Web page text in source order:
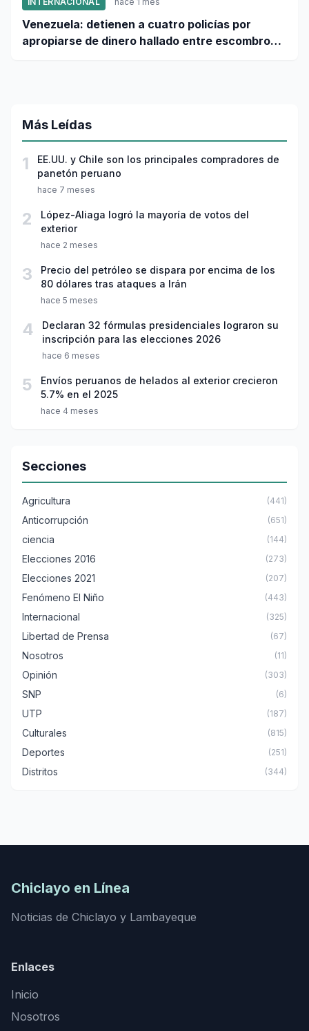
Venezuela: detienen a cuatro policías por
apropiarse de dinero hallado entre escombros
Más Leídas
1
EE.UU. y Chile son los principales compradores de
panetón peruano
hace 7 meses
2
López-Aliaga logró la mayoría de votos del
exterior
hace 2 meses
3
Precio del petróleo se dispara por encima de los
80 dólares tras ataques a Irán
hace 5 meses
4
Declaran 32 fórmulas presidenciales lograron su
inscripción para las elecciones 2026
hace 6 meses
5
Envíos peruanos de helados al exterior crecieron
5.7% en el 2025
hace 4 meses
Secciones
Agricultura (441)
Anticorrupción (651)
ciencia (144)
Elecciones 2016 (273)
Elecciones 2021 (207)
Fenómeno El Niño (443)
Internacional (325)
Libertad de Prensa (67)
Nosotros (11)
Opinión (303)
SNP (6)
UTP (187)
Culturales (815)
Deportes (251)
Distritos (344)
Chiclayo en Línea
Noticias de Chiclayo y Lambayeque
Enlaces
Inicio
Nosotros